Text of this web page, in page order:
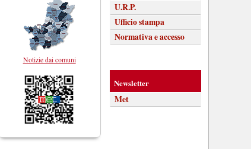
Notizie dai comuni
U.R.P.
Ufficio stampa
Normativa e accesso
Newsletter
Met